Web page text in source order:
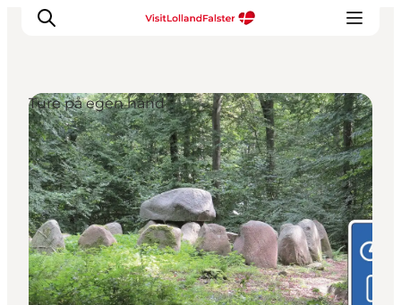
Oplevelser
I naturen
For børn
Kultur
Gastronomi
Planlæg din ferie
Ture på egen hånd